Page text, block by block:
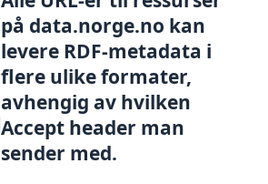
på data.norge.no kan
levere RDF-metadata i
flere ulike formater,
avhengig av hvilken
Accept header man
sender med.